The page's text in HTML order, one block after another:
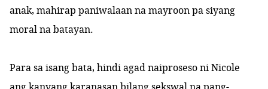
anak, mahirap paniwalaan na mayroon pa siyang
moral na batayan.
Para sa isang bata, hindi agad naiproseso ni Nicole